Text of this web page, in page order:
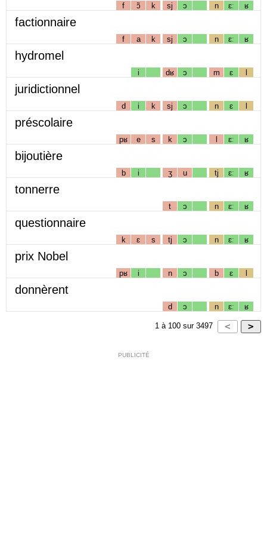
f ɔ̃ k sj ɔ n ɛː ʁ
factionnaire
f a k sj ɔ n ɛː ʁ
hydromel
i dʁ ɔ m ɛ l
juridictionnel
d i k sj ɔ n ɛ l
préscolaire
pʁ e s k ɔ l ɛː ʁ
bijoutière
b i ʒ u tj ɛː ʁ
tonnerre
t ɔ n ɛː ʁ
questionnaire
k ɛ s tj ɔ n ɛː ʁ
prix Nobel
pʁ i n ɔ b ɛ l
donnèrent
d ɔ n ɛː ʁ
1 à 100 sur 3497
PUBLICITÉ